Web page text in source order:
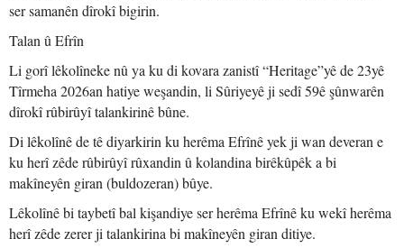
ser samanên dîrokî bigirin.
Talan û Efrîn
Li gorî lêkolîneke nû ya ku di kovara zanistî “Heritage”yê de 23yê
Tîrmeha 2026an hatiye weşandin, li Sûriyeyê ji sedî 59ê şûnwarên
dîrokî rûbirûyî talankirinê bûne.
Di lêkolînê de tê diyarkirin ku herêma Efrînê yek ji wan deveran e
ku herî zêde rûbirûyî rûxandin û kolandina birêkûpêk a bi
makîneyên giran (buldozeran) bûye.
Lêkolînê bi taybetî bal kişandiye ser herêma Efrînê ku wekî herêma
herî zêde zerer ji talankirina bi makîneyên giran ditiye.